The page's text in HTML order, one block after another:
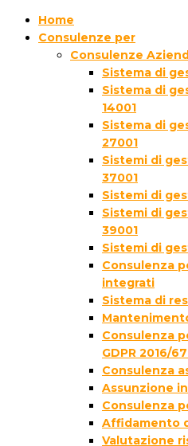
Home
Consulenze per
Consulenze
Sistema di
Sistema di
14001
Sistema di
27001
Sistemi di
37001
Sistemi di
Sistemi di
39001
Sistemi di
Consulenza
integrati
Sistema di
Consulenza
GDPR 2016/
Consulenza
Assunzione
Consulenza
Affidamento
Valutazione